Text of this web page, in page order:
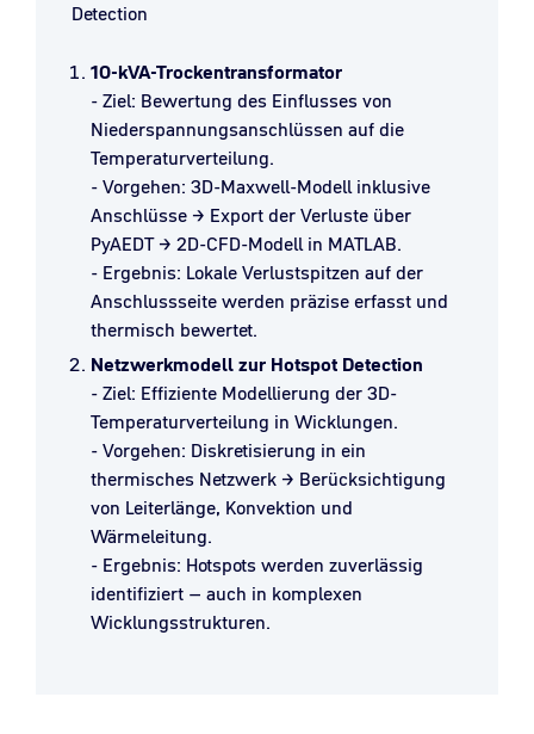
Detection
10-kVA-Trockentransformator
- Ziel: Bewertung des Einflusses von
Niederspannungsanschlüssen auf die
Temperaturverteilung.
- Vorgehen: 3D-Maxwell-Modell inklusive
Anschlüsse → Export der Verluste über
PyAEDT → 2D-CFD-Modell in MATLAB.
- Ergebnis: Lokale Verlustspitzen auf der
Anschlussseite werden präzise erfasst und
thermisch bewertet.
Netzwerkmodell zur Hotspot Detection
- Ziel: Effiziente Modellierung der 3D-
Temperaturverteilung in Wicklungen.
- Vorgehen: Diskretisierung in ein
thermisches Netzwerk → Berücksichtigung
von Leiterlänge, Konvektion und
Wärmeleitung.
- Ergebnis: Hotspots werden zuverlässig
identifiziert – auch in komplexen
Wicklungsstrukturen.